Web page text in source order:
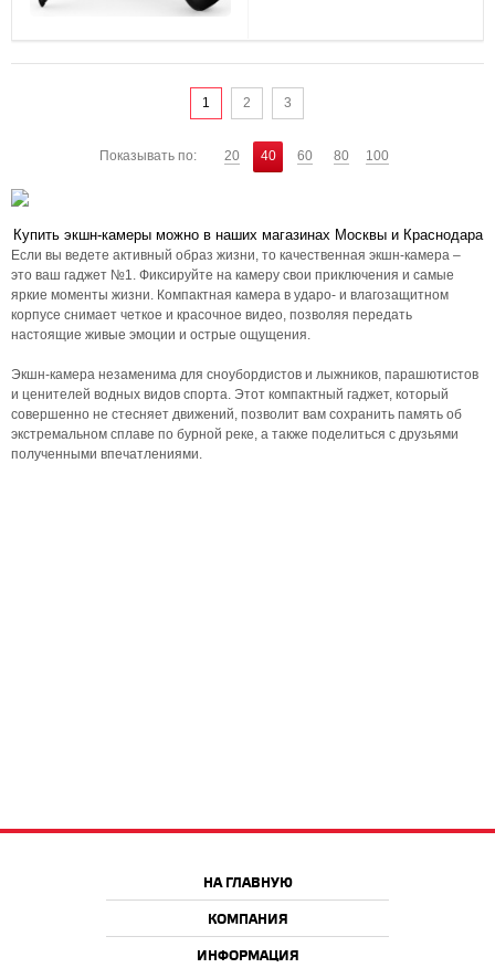
1 2 3
Показывать по: 20 40 60 80 100
Купить экшн-камеры можно в наших магазинах Москвы и Краснодара
Если вы ведете активный образ жизни, то качественная экшн-камера –
это ваш гаджет №1. Фиксируйте на камеру свои приключения и самые
яркие моменты жизни. Компактная камера в ударо- и влагозащитном
корпусе снимает четкое и красочное видео, позволяя передать
настоящие живые эмоции и острые ощущения.
Экшн-камера незаменима для сноубордистов и лыжников, парашютистов
и ценителей водных видов спорта. Этот компактный гаджет, который
совершенно не стесняет движений, позволит вам сохранить память об
экстремальном сплаве по бурной реке, а также поделиться с друзьями
полученными впечатлениями.
НА ГЛАВНУЮ
КОМПАНИЯ
ИНФОРМАЦИЯ